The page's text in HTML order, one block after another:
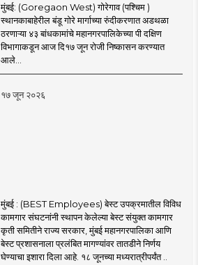
मुंबई: (Goregaon West) गोरेगाव (पश्चिम )
स्थानकाबाहेरील बंडू गोरे मार्गाच्या रुंदीकरणात अडथळा
ठरणाऱ्या ४३ बांधकामांचे महानगरपालिकेच्या पी दक्षिण
विभागाकडून आज दि१७ जून रोजी निष्कासन करण्यात
आले...
१७ जून २०२६
मुंबई : (BEST Employees) बेस्ट उपक्रमातील विविध
कामगार संघटनांनी स्थापन केलेल्या बेस्ट संयुक्त कामगार
कृती समितीने राज्य सरकार, मुंबई महानगरपालिका आणि
बेस्ट प्रशासनाला प्रलंबित मागण्यांवर तातडीने निर्णय
घेण्याचा इशारा दिला आहे. १८ जूनच्या मध्यरात्रीपर्यंत ..